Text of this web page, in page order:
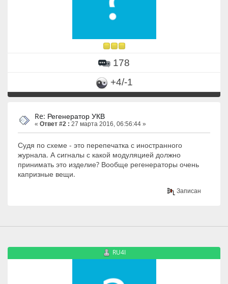
178
+4/-1
Re: Регенератор УКВ
« Ответ #2 : 27 марта 2016, 06:56:44 »
Судя по схеме - это перепечатка с иностранного
журнала. А сигналы с какой модуляцией должно
принимать это изделие? Вообще регенераторы очень
капризные вещи.
Записан
RU4I